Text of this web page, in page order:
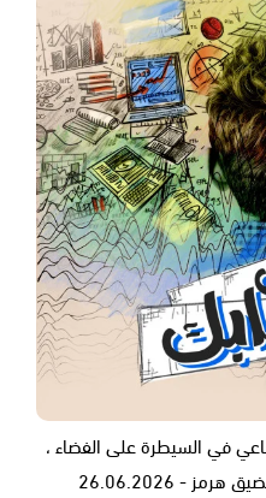
في السيطرة على الفضاء ،
- 26.06.2026